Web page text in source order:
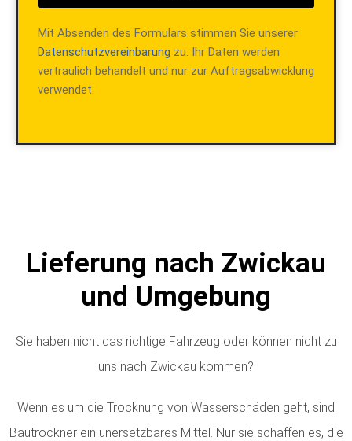
Mit Absenden des Formulars stimmen Sie unserer
Datenschutzvereinbarung zu. Ihr Daten werden
vertraulich behandelt und nur zur Auftragsabwicklung
verwendet.
Lieferung nach Zwickau
und Umgebung
Sie haben nicht das richtige Fahrzeug oder können nicht zu
uns nach Zwickau kommen?
Wenn es um die Trocknung von Wasserschäden geht, sind
Bautrockner ein unersetzbares Mittel. Nur sie schaffen es, die